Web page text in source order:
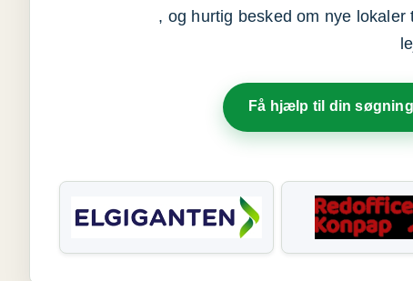
, og hurtig besked om nye
Få hjælp til din søgning